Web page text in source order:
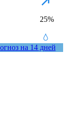
25%
на 14 дней